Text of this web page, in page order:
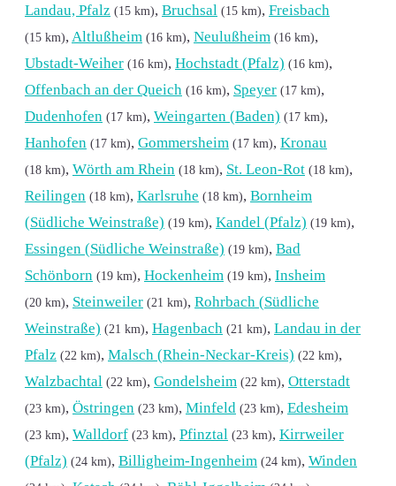
Landau, Pfalz (15 km), Bruchsal (15 km), Freisbach
(15 km), Altlußheim (16 km), Neulußheim (16 km),
Ubstadt-Weiher (16 km), Hochstadt (Pfalz) (16 km),
Offenbach an der Queich (16 km), Speyer (17 km),
Dudenhofen (17 km), Weingarten (Baden) (17 km),
Hanhofen (17 km), Gommersheim (17 km), Kronau
(18 km), Wörth am Rhein (18 km), St. Leon-Rot (18 km),
Reilingen (18 km), Karlsruhe (18 km), Bornheim
(Südliche Weinstraße) (19 km), Kandel (Pfalz) (19 km),
Essingen (Südliche Weinstraße) (19 km), Bad
Schönborn (19 km), Hockenheim (19 km), Insheim
(20 km), Steinweiler (21 km), Rohrbach (Südliche
Weinstraße) (21 km), Hagenbach (21 km), Landau in der
Pfalz (22 km), Malsch (Rhein-Neckar-Kreis) (22 km),
Walzbachtal (22 km), Gondelsheim (22 km), Otterstadt
(23 km), Östringen (23 km), Minfeld (23 km), Edesheim
(23 km), Walldorf (23 km), Pfinztal (23 km), Kirrweiler
(Pfalz) (24 km), Billigheim-Ingenheim (24 km), Winden